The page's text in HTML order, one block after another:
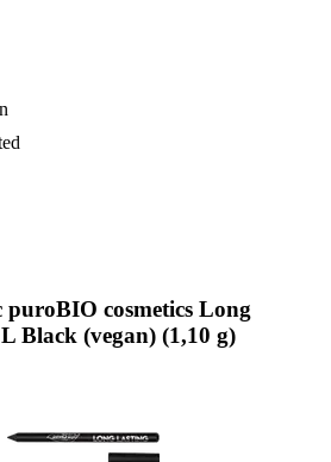
puroBIO cosmetics Long
Black (vegan) (1,10 g)